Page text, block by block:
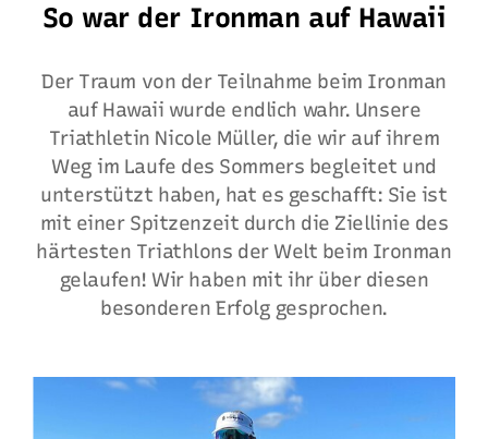
So war der Ironman auf Hawaii
Der Traum von der Teilnahme beim Ironman
auf Hawaii wurde endlich wahr. Unsere
Triathletin Nicole Müller, die wir auf ihrem
Weg im Laufe des Sommers begleitet und
unterstützt haben, hat es geschafft: Sie ist
mit einer Spitzenzeit durch die Ziellinie des
härtesten Triathlons der Welt beim Ironman
gelaufen! Wir haben mit ihr über diesen
besonderen Erfolg gesprochen.